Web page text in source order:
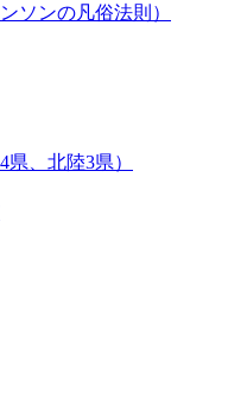
ソンの凡俗法則）
、北陸3県）